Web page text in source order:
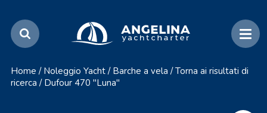
Home / Noleggio Yacht / Barche a vela / Torna ai risultati di
ricerca / Dufour 470 "Luna"